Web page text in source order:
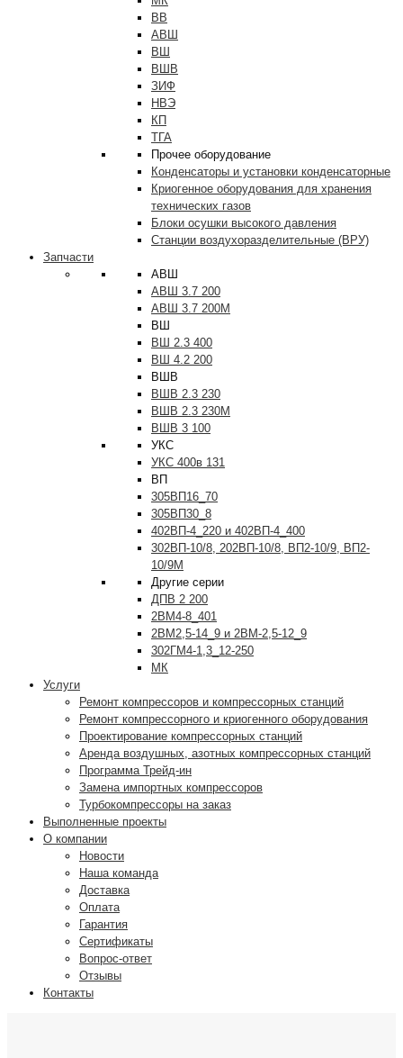
ВВ
АВШ
ВШ
ВШВ
ЗИФ
НВЭ
КП
ТГА
Прочее оборудование
Конденсаторы и установки конденсаторные
Криогенное оборудования для хранения
технических газов
Блоки осушки высокого давления
Станции воздухоразделительные (ВРУ)
Запчасти
АВШ
АВШ 3.7 200
АВШ 3.7 200М
ВШ
ВШ 2.3 400
ВШ 4.2 200
ВШВ
ВШВ 2.3 230
ВШВ 2.3 230М
ВШВ 3 100
УКС
УКС 400в 131
ВП
305ВП16_70
305ВП30_8
402ВП-4_220 и 402ВП-4_400
302ВП-10/8, 202ВП-10/8, ВП2-10/9, ВП2-
10/9М
Другие серии
ДПВ 2 200
2ВМ4-8_401
2ВМ2,5-14_9 и 2ВМ-2,5-12_9
302ГМ4-1,3_12-250
МК
Услуги
Ремонт компрессоров и компрессорных станций
Ремонт компрессорного и криогенного оборудования
Проектирование компрессорных станций
Аренда воздушных, азотных компрессорных станций
Программа Трейд-ин
Замена импортных компрессоров
Турбокомпрессоры на заказ
Выполненные проекты
О компании
Новости
Наша команда
Доставка
Оплата
Гарантия
Сертификаты
Вопрос-ответ
Отзывы
Контакты